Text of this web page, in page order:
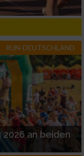
RUN-DEUTSCHLAND
2026 an beiden